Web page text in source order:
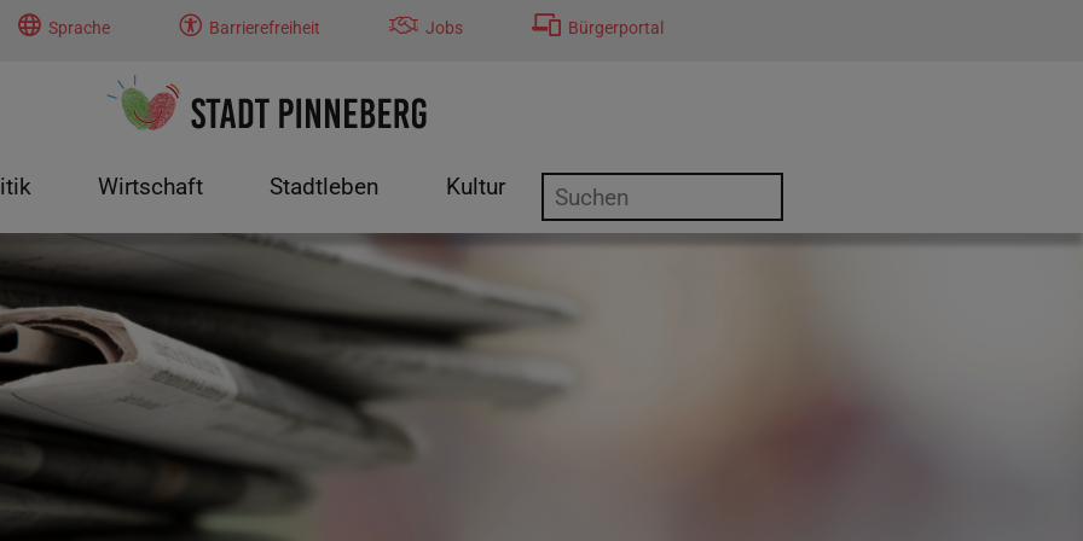
Sprache Barrierefreiheit Jobs Bürgerportal
for "Politik"
Wirtschaft
Submenu for "Wirtschaft"
Stadtleben
Submenu for "Stadtleben"
Kultur
Submenu for "Kultur"